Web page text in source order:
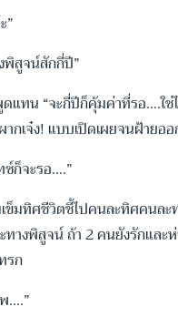
”
พิสูจน์สักกี่ปี”
แทน “จะกี่ปีก็คุ้มค่าที่รอ….ใช่
กเจ๋ง! แบบเปิดเผยจนฝ้ายอ
ก็จะรอ….”
ข็มทิศชีวิตชี้ไปคนละทิศคนล
ทางพิสูจน์ ถ้า 2 คนยังรักและ
รก
….”